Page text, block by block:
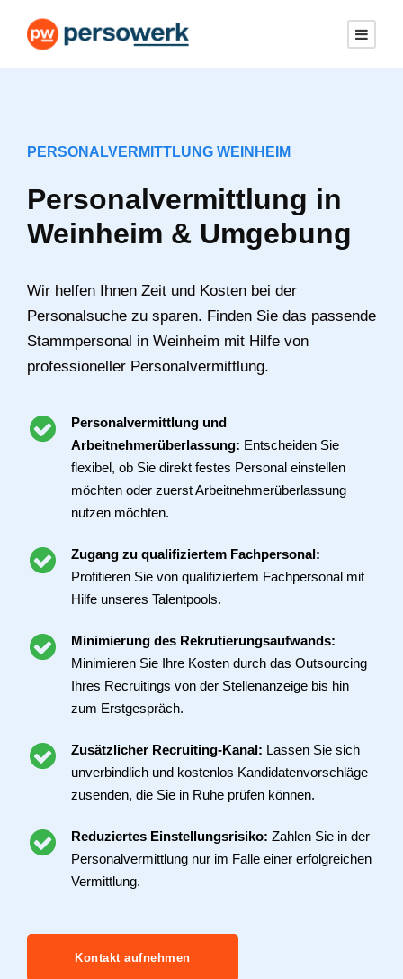
PERSONALVERMITTLUNG WEINHEIM
Personalvermittlung in
Weinheim & Umgebung
Wir helfen Ihnen Zeit und Kosten bei der
Personalsuche zu sparen. Finden Sie das passende
Stammpersonal in Weinheim mit Hilfe von
professioneller Personalvermittlung.
Personalvermittlung und
Arbeitnehmerüberlassung: Entscheiden Sie
flexibel, ob Sie direkt festes Personal einstellen
möchten oder zuerst Arbeitnehmerüberlassung
nutzen möchten.
Zugang zu qualifiziertem Fachpersonal:
Profitieren Sie von qualifiziertem Fachpersonal mit
Hilfe unseres Talentpools.
Minimierung des Rekrutierungsaufwands:
Minimieren Sie Ihre Kosten durch das Outsourcing
Ihres Recruitings von der Stellenanzeige bis hin
zum Erstgespräch.
Zusätzlicher Recruiting-Kanal: Lassen Sie sich
unverbindlich und kostenlos Kandidatenvorschläge
zusenden, die Sie in Ruhe prüfen können.
Reduziertes Einstellungsrisiko: Zahlen Sie in der
Personalvermittlung nur im Falle einer erfolgreichen
Vermittlung.
Kontakt aufnehmen